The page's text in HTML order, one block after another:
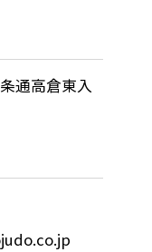
通高倉東入